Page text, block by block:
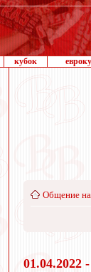
кубок
Общение на
01.04.2022